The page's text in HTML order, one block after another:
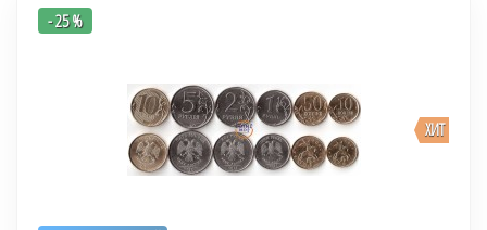
ХИТ
- 25 %